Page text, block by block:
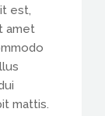
est,
amet
mattis.